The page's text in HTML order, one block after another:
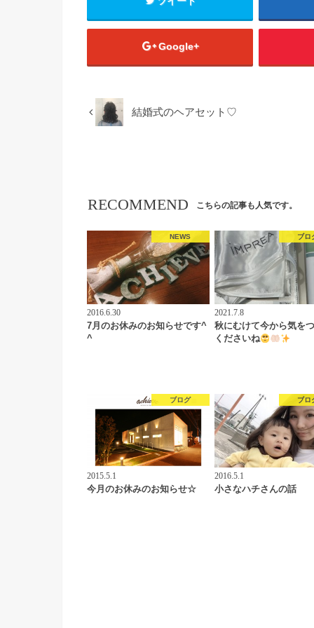
Google+
結婚式のヘアセット♡
RECOMMEND こちらの記事も人気です。
NEWS
2016.6.30
7月のお休みのお知らせです^
^
ブロ
2021.7.8
秋にむけて今から気を
くださいね
ブログ
2015.5.1
今月のお休みのお知らせ☆
ブロ
2016.5.1
小さなハチさんの話